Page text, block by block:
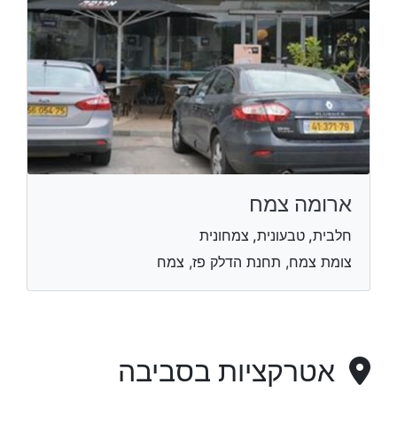
ארומה צמח
חלבית, טבעונית, צמחונית
צומת צמח, תחנת הדלק פז, צמח
אטרקציות בסביבה